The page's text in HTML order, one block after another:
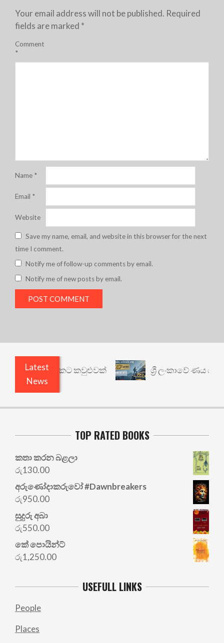
Your email address will not be published. Required
fields are marked *
Comment
*
Name *
Email *
Website
Save my name, email, and website in this browser for the next
time I comment.
Notify me of follow-up comments by email.
Notify me of new posts by email.
Latest
News
යථාර්ථයකට කවුළුවක් ශ්‍රී ලංකාවේ ණය
TOP RATED BOOKS
කතා කරන බළලා
රු130.00
අරු‍ණෝදාකරුවෝ #Dawnbreakers
රු950.00
සුදුරු අබා
රු550.00
කේ පොයින්ට්
රු1,250.00
USEFULL LINKS
People
Places